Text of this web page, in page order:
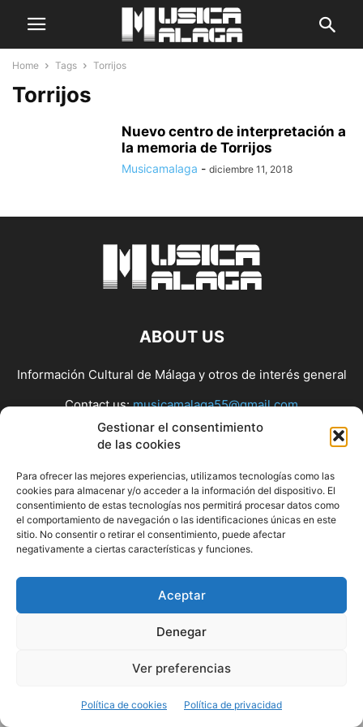
Gestionar el consentimiento
de las cookies
Para ofrecer las mejores experiencias, utilizamos tecnologías como las
cookies para almacenar y/o acceder a la información del dispositivo. El
consentimiento de estas tecnologías nos permitirá procesar datos como
el comportamiento de navegación o las identificaciones únicas en este
sitio. No consentir o retirar el consentimiento, puede afectar
negativamente a ciertas características y funciones.
Aceptar
Denegar
Ver preferencias
Política de cookies Política de privacidad
Home Tags Torrijos
Torrijos
Nuevo centro de interpretación a
la memoria de Torrijos
Musicamalaga - diciembre 11, 2018
ABOUT US
Información Cultural de Málaga y otros de interés general
Contact us:musicamalaga55@gmail.com
FOLLOW US
© Musicamalaga